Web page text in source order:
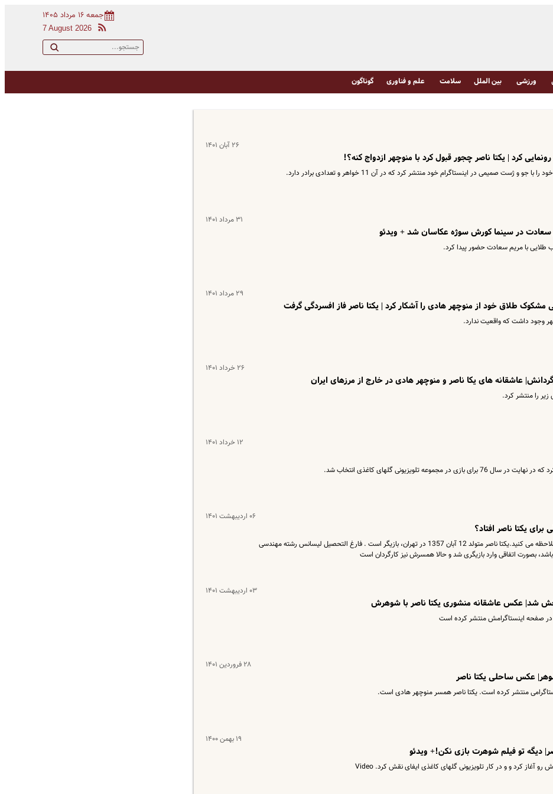
جمعه ۱۶ مرداد ۱۴۰۵
7 August 2026
ورزشی بین الملل سلامت علم و فناوری گوناگون
۲۶ آبان ۱۴۰۱
ژست صمیمی در اینستاگرام خود منتشر کرد که در آن 11 خواهر و تعدادی برادر دارد.
۳۱ مرداد ۱۴۰۱
سعادت در سینما کورش سوژه عکاسان شد + ویدئو
طلایی با مریم سعادت حضور پیدا کرد.
۲۹ مرداد ۱۴۰۱
مشکوک طلاق خود از منوچهر هادی را آشکار کرد | یکتا ناصر فاز افسردگی گرفت
وجود داشت که واقعیت ندارد.
۲۶ خرداد ۱۴۰۱
عاشقانه های یکا ناصر و منوچهر هادی در خارج از مرزهای ایران
را منتشر کرد.
۱۲ خرداد ۱۴۰۱
تلویزیونی گلهای کاغذی انتخاب شد.
۰۶ اردیبهشت ۱۴۰۱
برای یکتا ناصر افتاد؟
تازه ترین عکس یکتا ناصر را در این خبر ملاحظه می کنید.یکتا ناصر متولد 12 آبان 1357 در تهران، بازیگر است . فارغ التحصیل لیسانس رشته مهندسی
بصورت اتفاقی وارد بازیگری شد و حالا همسرش نیز کارگردان است
۰۳ اردیبهشت ۱۴۰۱
شد| عکس عاشقانه منشوری یکتا ناصر با شوهرش
صفحه اینستاگرامش منتشر کرده است
۲۸ فروردین ۱۴۰۱
عکس ساحلی یکتا ناصر
منتشر کرده است. یکتا ناصر همسر منوچهر هادی است.
۱۹ بهمن ۱۴۰۰
دیگه تو فیلم شوهرت بازی نکن!+ ویدئو